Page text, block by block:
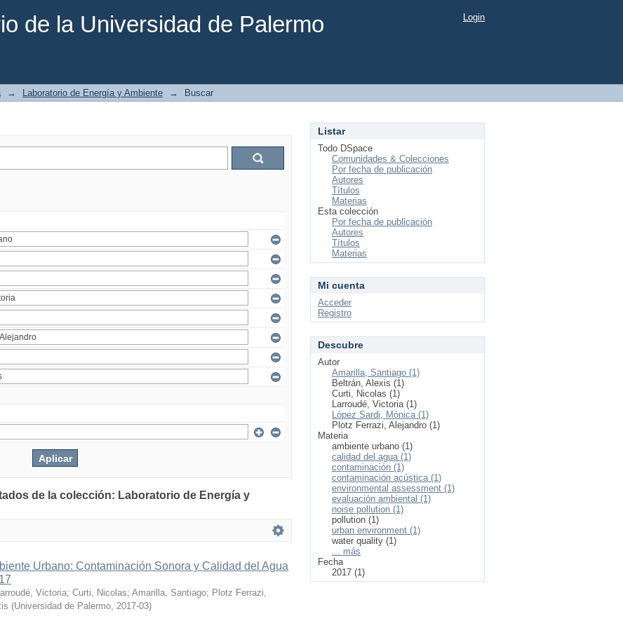
de la Universidad de Palermo Login
→ Laboratorio de Energía y Ambiente → Buscar
de la colección: Laboratorio de Energía y
Urbano: Contaminación Sonora y Calidad del Agua
Victoria; Curti, Nicolas; Amarilla, Santiago; Plotz Ferrazi,
(Universidad de Palermo, 2017-03)
Listar
Todo DSpace
Comunidades & Colecciones
Por fecha de publicación
Autores
Títulos
Materias
Esta colección
Por fecha de publicación
Autores
Títulos
Materias
Mi cuenta
Acceder
Registro
Descubre
Autor
Amarilla, Santiago (1)
Beltrán, Alexis (1)
Curti, Nicolas (1)
Larroudé, Victoria (1)
López Sardi, Mónica (1)
Plotz Ferrazi, Alejandro (1)
Materia
ambiente urbano (1)
calidad del agua (1)
contaminación (1)
contaminación acústica (1)
environmental assessment (1)
evaluación ambiental (1)
noise pollution (1)
pollution (1)
urban environment (1)
water quality (1)
... más
Fecha
2017 (1)